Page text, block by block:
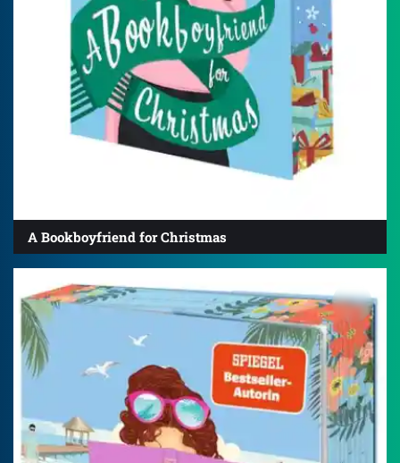
A Bookboyfriend for Christmas